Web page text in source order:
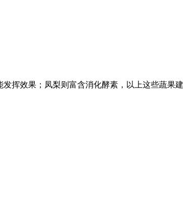
挥效果；凤梨则富含消化酵素，以上这些蔬果